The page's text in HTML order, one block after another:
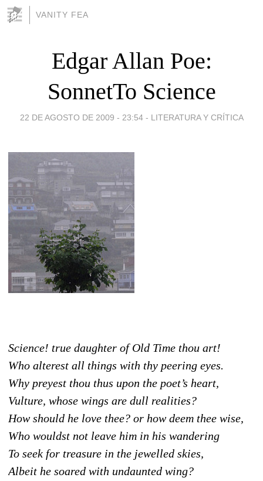
VANITY FEA
Edgar Allan Poe:
SonnetTo Science
22 DE AGOSTO DE 2009 - 23:54 - LITERATURA Y CRÍTICA
Science! true daughter of Old Time thou art!
Who alterest all things with thy peering eyes.
Why preyest thou thus upon the poet’s heart,
Vulture, whose wings are dull realities?
How should he love thee? or how deem thee wise,
Who wouldst not leave him in his wandering
To seek for treasure in the jewelled skies,
Albeit he soared with undaunted wing?